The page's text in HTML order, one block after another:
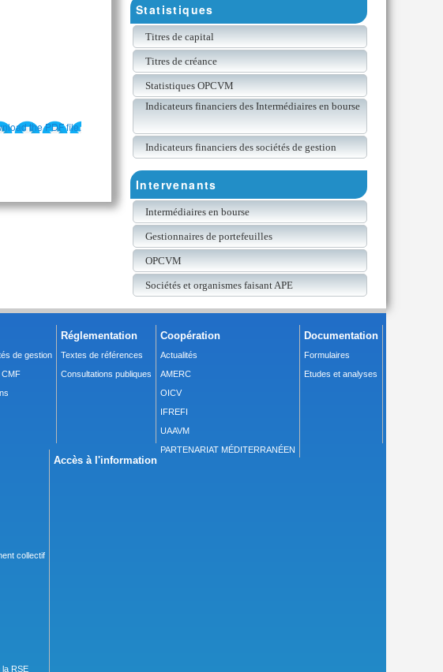
the PDF file.
Statistiques
Titres de capital
Titres de créance
Statistiques OPCVM
Indicateurs financiers des Intermédiaires en bourse
Indicateurs financiers des sociétés de gestion
Intervenants
Intermédiaires en bourse
Gestionnaires de portefeuilles
OPCVM
Sociétés et organismes faisant APE
de gestion
CMF
Réglementation
Textes de références
Consultations publiques
Coopération
Actualités
AMERC
OICV
IFREFI
UAAVM
PARTENARIAT MÉDITERRANÉEN
Documentation
Formulaires
Etudes et analyses
collectif
la RSE
Accès à l'information